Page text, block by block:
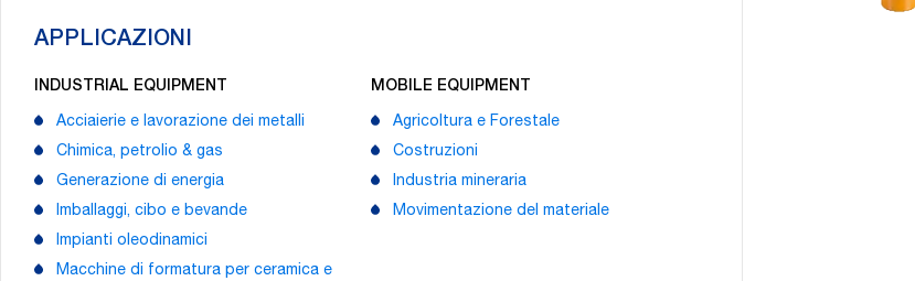
APPLICAZIONI
INDUSTRIAL EQUIPMENT
Acciaierie e lavorazione dei metalli
Chimica, petrolio & gas
Generazione di energia
Imballaggi, cibo e bevande
Impianti oleodinamici
Macchine di formatura per ceramica e
MOBILE EQUIPMENT
Agricoltura e Forestale
Costruzioni
Industria mineraria
Movimentazione del materiale